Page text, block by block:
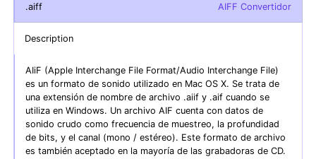
.aiff AIFF Convertidor
Description
AIiF (Apple Interchange File Format/Audio Interchange File)
es un formato de sonido utilizado en Mac OS X. Se trata de
una extensión de nombre de archivo .aiif y .aif cuando se
utiliza en Windows. Un archivo AIF cuenta con datos de
sonido crudo como frecuencia de muestreo, la profundidad
de bits, y el canal (mono / estéreo). Este formato de archivo
es también aceptado en la mayoría de las grabadoras de CD.